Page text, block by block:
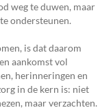
weg te duwen, maar
ondersteunen.
is dat daarom
aankomst vol
herinneringen en
in de kern is: niet
maar verzachten.